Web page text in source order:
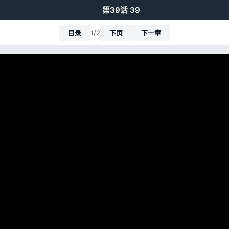
第39话 39
目录 1/2 下页 下一章